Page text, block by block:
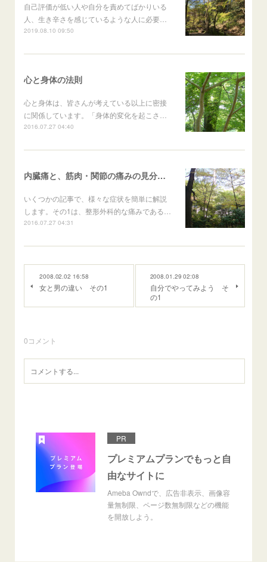
自己評価が低い人や自分を責めてばかりいる
人、生き辛さを感じているような人に必要…
2019.08.10 09:50
心と身体の法則
心と身体は、皆さんが考えている以上に密接
に関係しています。「身体的変化を起こさ…
2016.07.27 04:40
内臓痛と、筋肉・関節の痛みの見分け方
いくつかの記事で、様々な症状を簡単に解説
します。その1は、整形外科的な痛みである…
2016.07.27 04:31
2008.02.02 16:58
女と男の違い その1
2008.01.29 02:08
自分でやってみよう そ
の1
0コメント
PR
プレミアムプランでもっと自
由なサイトに
Ameba Owndで、広告非表示、画像容
量無制限、ページ数無制限などの機能
を開放しよう。